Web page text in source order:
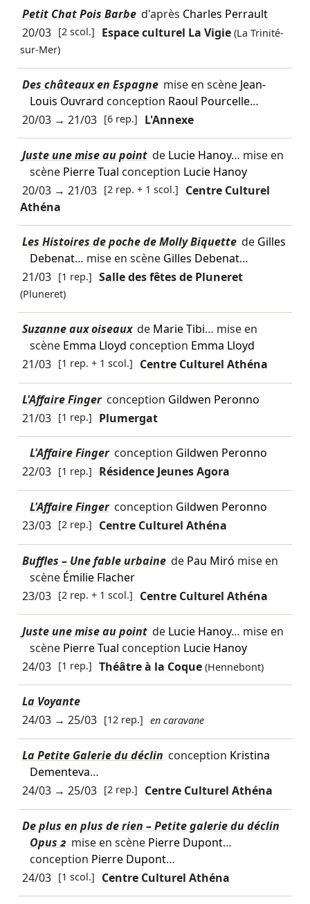
Petit Chat Pois Barbe d'après Charles Perrault
20/03 [2 scol.] Espace culturel La Vigie (La Trinité-
sur-Mer)
Des châteaux en Espagne mise en scène Jean-
Louis Ouvrard conception Raoul Pourcelle…
20/03→ 21/03 [6 rep.] L'Annexe
Juste une mise au point de Lucie Hanoy… mise en
scène Pierre Tual conception Lucie Hanoy
20/03→ 21/03 [2 rep. + 1 scol.]
Centre Culturel
Athéna
Les Histoires de poche de Molly Biquette de Gilles
Debenat… mise en scène Gilles Debenat…
21/03 [1 rep.] Salle des fêtes de Pluneret
(Pluneret)
Suzanne aux oiseaux de Marie Tibi… mise en
scène Emma Lloyd conception Emma Lloyd
21/03 [1 rep. + 1 scol.] Centre Culturel Athéna
L'Affaire Finger conception Gildwen Peronno
21/03 [1 rep.] Plumergat
L'Affaire Finger conception Gildwen Peronno
22/03 [1 rep.] Résidence Jeunes Agora
L'Affaire Finger conception Gildwen Peronno
23/03 [2 rep.] Centre Culturel Athéna
Buffles – Une fable urbaine de Pau Miró mise en
scène Émilie Flacher
23/03 [2 rep. + 1 scol.] Centre Culturel Athéna
Juste une mise au point de Lucie Hanoy… mise en
scène Pierre Tual conception Lucie Hanoy
24/03 [1 rep.] Théâtre à la Coque (Hennebont)
La Voyante
24/03→ 25/03 [12 rep.] en caravane
La Petite Galerie du déclin conception Kristina
Dementeva…
24/03→ 25/03 [2 rep.] Centre Culturel Athéna
De plus en plus de rien – Petite galerie du déclin
Opus 2 mise en scène Pierre Dupont…
conception Pierre Dupont…
24/03 [1 scol.] Centre Culturel Athéna